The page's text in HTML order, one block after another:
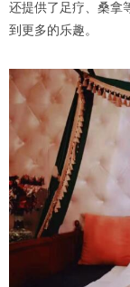
还提供了足疗、桑拿
到更多的乐趣。